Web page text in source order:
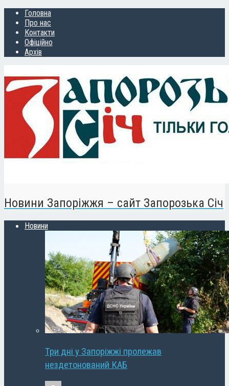
Головна
Про нас
Контакти
Офіційно
Архів
Новини Запоріжжя – сайт Запорозька Січ
Новини
Три дні у Запоріжжі пролежав
нездетонований КАБ